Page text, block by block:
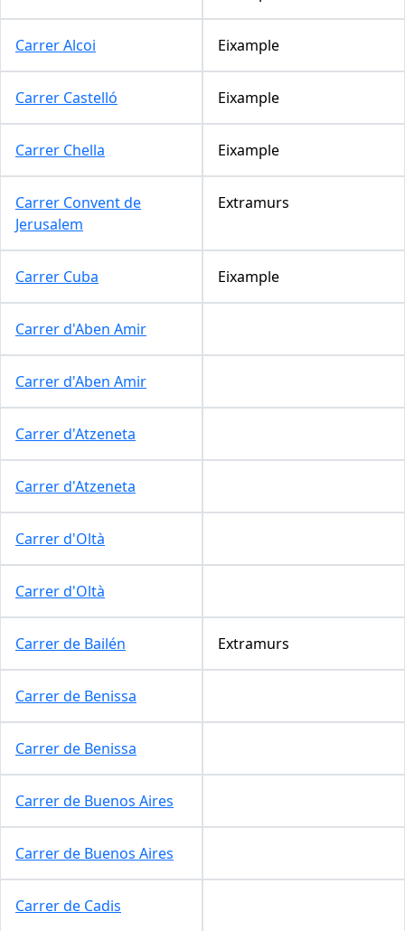
Carrer Alcoi Eixample
Carrer Castelló Eixample
Carrer Chella Eixample
Carrer Convent de
Jerusalem
Extramurs
Carrer Cuba Eixample
Carrer d'Aben Amir
Carrer d'Aben Amir
Carrer d'Atzeneta
Carrer d'Atzeneta
Carrer d'Oltà
Carrer d'Oltà
Carrer de Bailén Extramurs
Carrer de Benissa
Carrer de Benissa
Carrer de Buenos Aires
Carrer de Buenos Aires
Carrer de Cadis